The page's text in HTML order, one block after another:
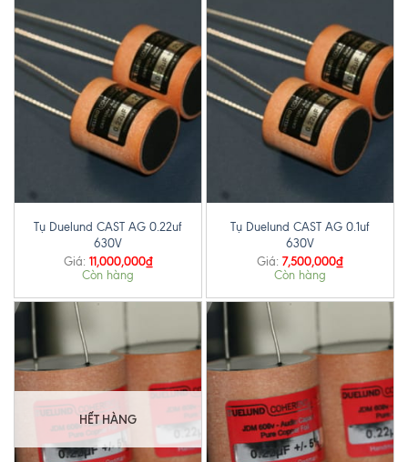
Tụ Duelund CAST AG 0.22uf
630V
Giá: 11,000,000₫
Còn hàng
Tụ Duelund CAST AG 0.1uf
630V
Giá: 7,500,000₫
Còn hàng
HẾT HÀNG